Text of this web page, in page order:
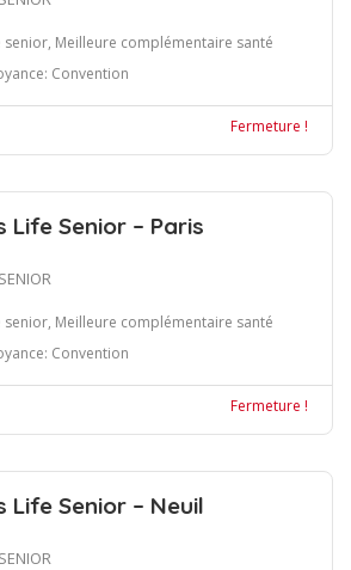
senior, Meilleure complémentaire santé
Convention
Fermeture !
Life Senior – Paris
senior, Meilleure complémentaire santé
Convention
Fermeture !
Life Senior – Neuil